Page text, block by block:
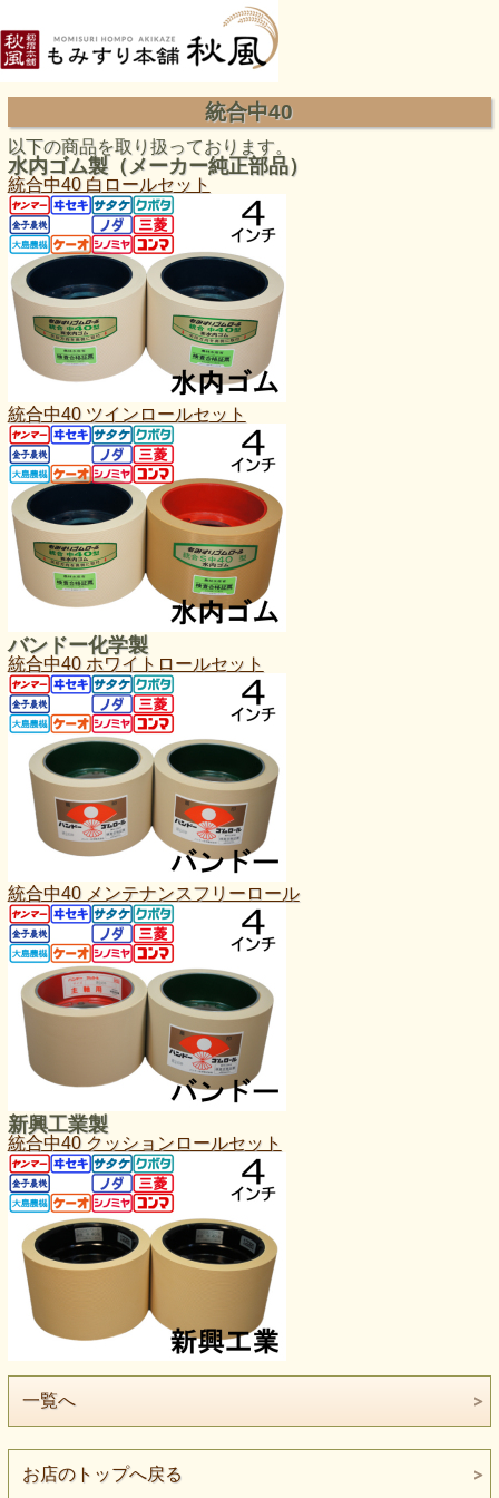
統合中40
以下の商品を取り扱っております。
水内ゴム製（メーカー純正部品）
統合中40 白ロールセット
統合中40 ツインロールセット
バンドー化学製
統合中40 ホワイトロールセット
統合中40 メンテナンスフリーロール
新興工業製
統合中40 クッションロールセット
一覧へ
お店のトップへ戻る